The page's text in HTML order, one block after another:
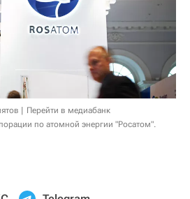
Перейти в медиабанк
по атомной энергии "Росатом".